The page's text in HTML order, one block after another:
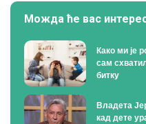
Можда ће вас
Како ми је
сам
битку
Владета
кад дете